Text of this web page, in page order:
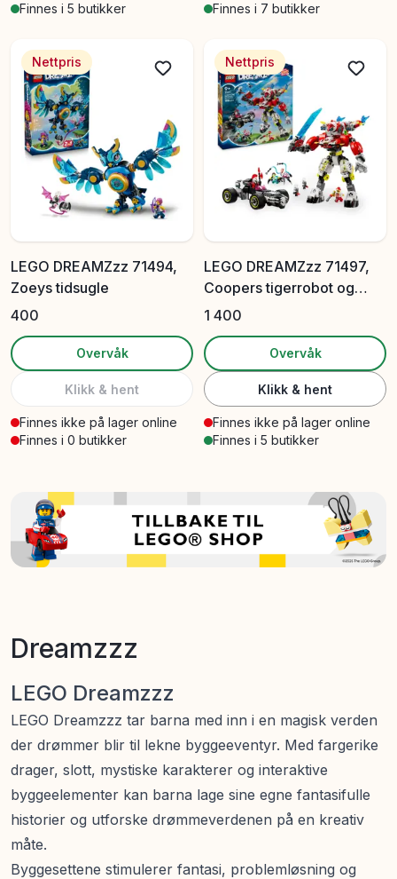
Finnes i 5 butikker
Finnes i 7 butikker
Nettpris
LEGO DREAMZzz 71494,
Zoeys tidsugle
400
Overvåk
Klikk & hent
Finnes ikke på lager online
Finnes i 0 butikker
Nettpris
LEGO DREAMZzz 71497,
Coopers tigerrobot og
Zeros hot rod-bil
1 400
Overvåk
Klikk & hent
Finnes ikke på lager online
Finnes i 5 butikker
Dreamzzz
LEGO Dreamzzz
LEGO Dreamzzz tar barna med inn i en magisk verden
der drømmer blir til lekne byggeeventyr. Med fargerike
drager, slott, mystiske karakterer og interaktive
byggeelementer kan barna lage sine egne fantasifulle
historier og utforske drømmeverdenen på en kreativ
måte.
Byggesettene stimulerer fantasi, problemløsning og